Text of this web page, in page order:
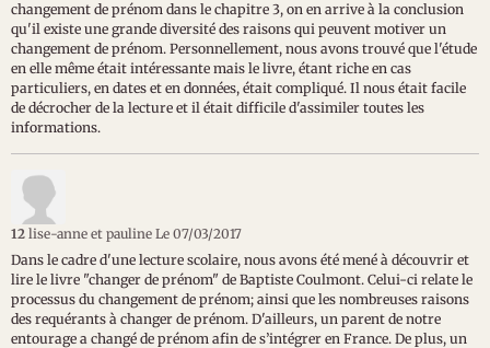
changement de prénom dans le chapitre 3, on en arrive à la conclusion
qu'il existe une grande diversité des raisons qui peuvent motiver un
changement de prénom. Personnellement, nous avons trouvé que l'étude
en elle même était intéressante mais le livre, étant riche en cas
particuliers, en dates et en données, était compliqué. Il nous était facile
de décrocher de la lecture et il était difficile d'assimiler toutes les
informations.
12 lise-anne et pauline Le 07/03/2017
Dans le cadre d'une lecture scolaire, nous avons été mené à découvrir et
lire le livre "changer de prénom" de Baptiste Coulmont. Celui-ci relate le
processus du changement de prénom; ainsi que les nombreuses raisons
des requérants à changer de prénom. D'ailleurs, un parent de notre
entourage a changé de prénom afin de s’intégrer en France. De plus, un